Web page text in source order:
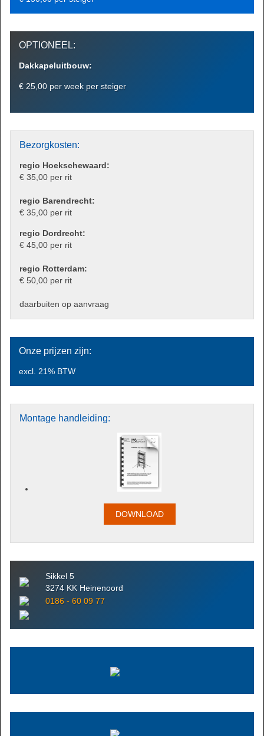
OPTIONEEL:
Dakkapeluitbouw:
€ 25,00 per week per steiger
Bezorgkosten:
regio Hoekschewaard:
€ 35,00 per rit
regio Barendrecht:
€ 35,00 per rit
regio Dordrecht:
€ 45,00 per rit
regio Rotterdam:
€ 50,00 per rit
daarbuiten op aanvraag
Onze prijzen zijn:
excl. 21% BTW
Montage handleiding:
DOWNLOAD
Sikkel 5
3274 KK Heinenoord
0186 - 60 09 77